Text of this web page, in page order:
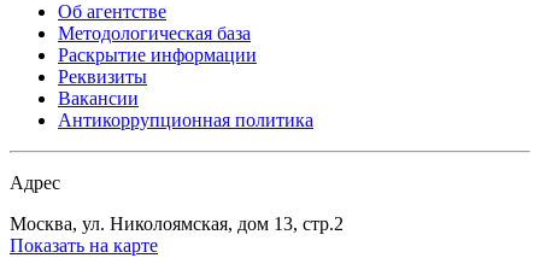
Об агентстве
Методологическая база
Раскрытие информации
Реквизиты
Вакансии
Антикоррупционная политика
Адрес
Москва, ул. Николоямская, дом 13, стр.2
Показать на карте